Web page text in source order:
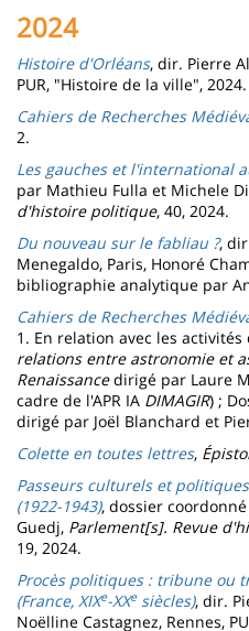
2024
Histoire d'Orléans, dir. Pierre
PUR, "Histoire de la ville", 2024.
Cahiers de Recherches
2.
Les gauches et l'international
par Mathieu Fulla et Michele
d'histoire politique, 40, 2024.
Du nouveau sur le fabliau ?,
Menegaldo, Paris, Honoré
bibliographie analytique par
Cahiers de Recherches
1. En relation avec les
relations entre astronomie et
Renaissancedirigé par Laure
cadre de l'APR IA DIMAGIR) ;
dirigé par Joël Blanchard et
Colette en toutes lettres,
Passeurs culturels et
(1922-1943), dossier
Guedj, Parlement[s]. Revue
19, 2024.
Procès politiques : tribune ou
(France, XIXe-XXesiècles), dir.
Noëlline Castagnez, Rennes,